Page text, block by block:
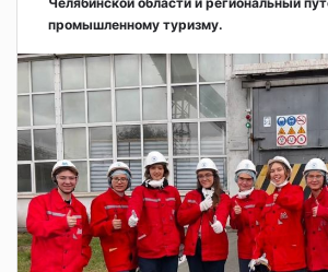
промышленному туризму.